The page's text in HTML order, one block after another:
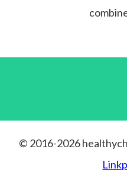
© 2016-2026